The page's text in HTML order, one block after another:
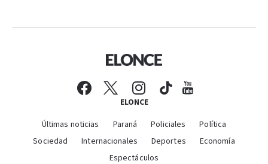
ELONCE
Últimas noticias Paraná Policiales
Política
Sociedad
Internacionales Deportes
Economía
Espectáculos